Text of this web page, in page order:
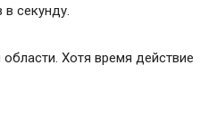
секунду.
Хотя время действие